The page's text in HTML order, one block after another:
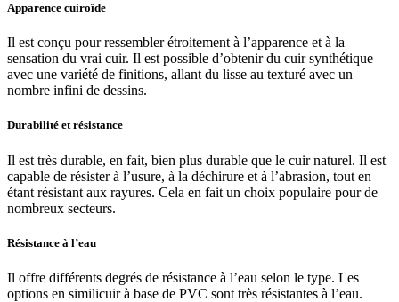
Apparence cuiroïde
Il est conçu pour ressembler étroitement à l’apparence et à la
sensation du vrai cuir. Il est possible d’obtenir du cuir synthétique
avec une variété de finitions, allant du lisse au texturé avec un
nombre infini de dessins.
Durabilité et résistance
Il est très durable, en fait, bien plus durable que le cuir naturel. Il est
capable de résister à l’usure, à la déchirure et à l’abrasion, tout en
étant résistant aux rayures. Cela en fait un choix populaire pour de
nombreux secteurs.
Résistance à l’eau
Il offre différents degrés de résistance à l’eau selon le type. Les
options en similicuir à base de PVC sont très résistantes à l’eau.